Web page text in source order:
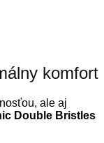
komfort
ale aj
Double Bristles